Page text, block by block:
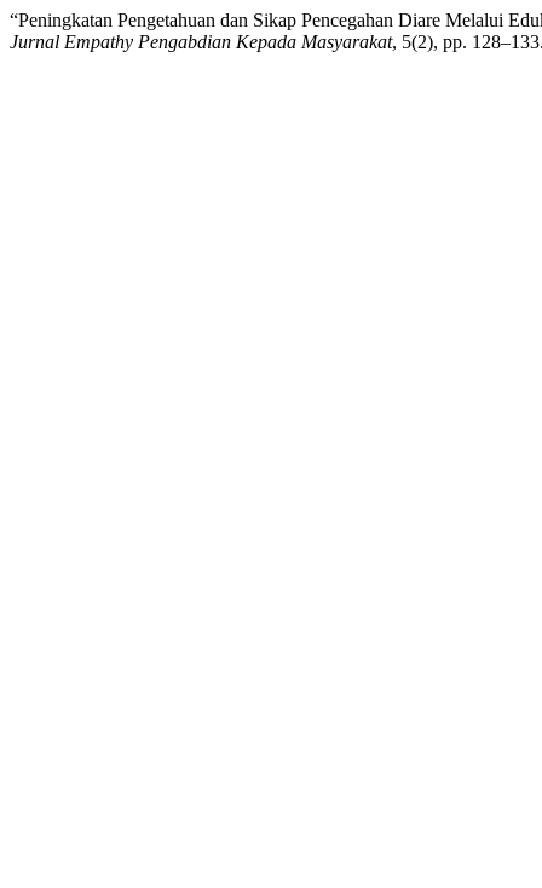
“Peningkatan Pengetahuan dan Sikap Pencegahan Diare Melalui
Jurnal Empathy Pengabdian Kepada Masyarakat, 5(2), pp.